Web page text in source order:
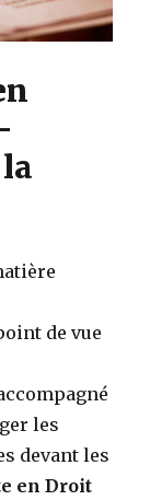
de vue
les
devant les
en Droit